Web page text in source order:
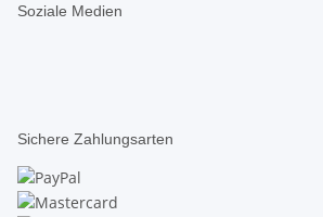
Soziale Medien
Sichere Zahlungsarten